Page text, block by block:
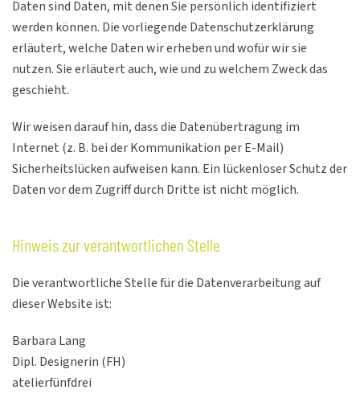
Daten sind Daten, mit denen Sie persönlich identifiziert
werden können. Die vorliegende Datenschutzerklärung
erläutert, welche Daten wir erheben und wofür wir sie
nutzen. Sie erläutert auch, wie und zu welchem Zweck das
geschieht.
Wir weisen darauf hin, dass die Datenübertragung im
Internet (z. B. bei der Kommunikation per E-Mail)
Sicherheitslücken aufweisen kann. Ein lückenloser Schutz der
Daten vor dem Zugriff durch Dritte ist nicht möglich.
Hinweis zur verantwortlichen Stelle
Die verantwortliche Stelle für die Datenverarbeitung auf
dieser Website ist:
Barbara Lang
Dipl. Designerin (FH)
atelierfünfdrei